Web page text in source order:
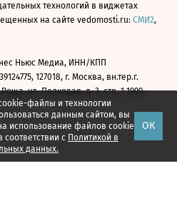
файлы и технологии
данным сайтом, вы
использование файлов cookie
с Политикой в
данных.
ОК
технологий в виджетах
на сайте vedomosti.ru: СМИ2,
Ньюс Медиа, ИНН/КПП
127018, г. Москва, вн.тер.г.
ул. Полковая, д. 3, стр. 1 1999—